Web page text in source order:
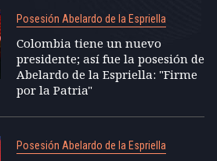
Posesión Abelardo de la Espriella
Colombia tiene un nuevo
presidente; así fue la posesión de
Abelardo de la Espriella: "Firme
por la Patria"
Posesión Abelardo de la Espriella